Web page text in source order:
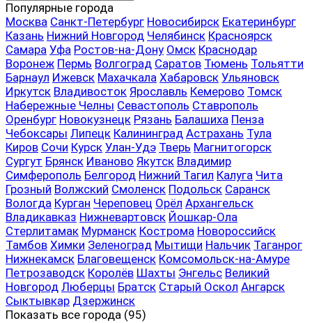
Популярные города
Москва Санкт-Петербург Новосибирск Екатеринбург
Казань Нижний Новгород Челябинск Красноярск
Самара Уфа Ростов-на-Дону Омск Краснодар
Воронеж Пермь Волгоград Саратов Тюмень Тольятти
Барнаул Ижевск Махачкала Хабаровск Ульяновск
Иркутск Владивосток Ярославль Кемерово Томск
Набережные Челны Севастополь Ставрополь
Оренбург Новокузнецк Рязань Балашиха Пенза
Чебоксары Липецк Калининград Астрахань Тула
Киров Сочи Курск Улан-Удэ Тверь Магнитогорск
Сургут Брянск Иваново Якутск Владимир
Симферополь Белгород Нижний Тагил Калуга Чита
Грозный Волжский Смоленск Подольск Саранск
Вологда Курган Череповец Орёл Архангельск
Владикавказ Нижневартовск Йошкар-Ола
Стерлитамак Мурманск Кострома Новороссийск
Тамбов Химки Зеленоград Мытищи Нальчик Таганрог
Нижнекамск Благовещенск Комсомольск-на-Амуре
Петрозаводск Королёв Шахты Энгельс Великий
Новгород Люберцы Братск Старый Оскол Ангарск
Сыктывкар Дзержинск
Показать все города (95)